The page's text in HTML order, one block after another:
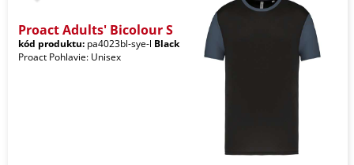
Proact Adults' Bicolour S
kód produktu: pa4023bl-sye-l Black
Proact Pohlavie: Unisex